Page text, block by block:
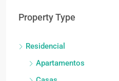
Property Type
Residencial
Apartamentos